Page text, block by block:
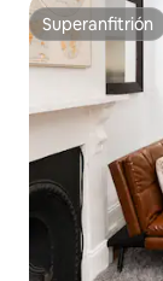
Superanfitrión
Superanfitrión